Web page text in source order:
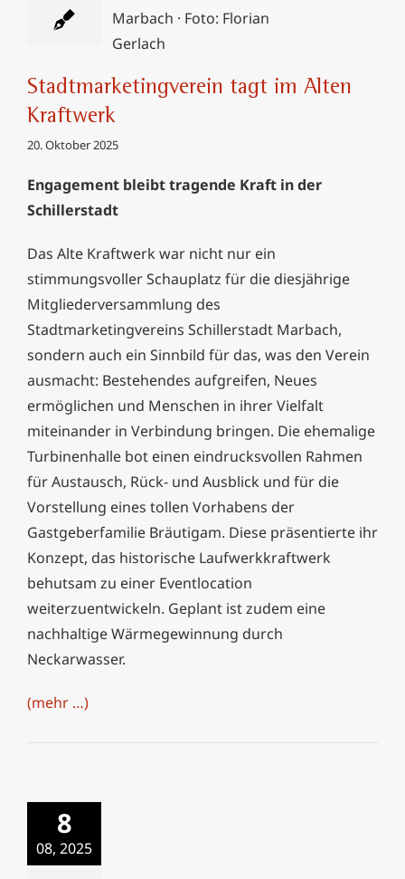
tagt im Alten
Stadtmarketingverein tagt im Alten
Kraftwerk
20. Oktober 2025
Engagement bleibt tragende Kraft in der
Schillerstadt
Das Alte Kraftwerk war nicht nur ein
stimmungsvoller Schauplatz für die diesjährige
Mitgliederversammlung des
Stadtmarketingvereins Schillerstadt Marbach,
sondern auch ein Sinnbild für das, was den Verein
ausmacht: Bestehendes aufgreifen, Neues
ermöglichen und Menschen in ihrer Vielfalt
miteinander in Verbindung bringen. Die ehemalige
Turbinenhalle bot einen eindrucksvollen Rahmen
für Austausch, Rück- und Ausblick und für die
Vorstellung eines tollen Vorhabens der
Gastgeberfamilie Bräutigam. Diese präsentierte ihr
Konzept, das historische Laufwerkkraftwerk
behutsam zu einer Eventlocation
weiterzuentwickeln. Geplant ist zudem eine
nachhaltige Wärmegewinnung durch
Neckarwasser.
(mehr …)
8
08, 2025